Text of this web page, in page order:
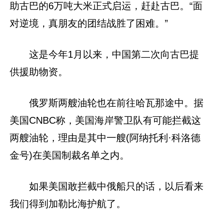
助古巴的6万吨大米正式启运，赶赴古巴。“面
对逆境，真朋友的团结战胜了困难。”
这是今年1月以来，中国第二次向古巴提
供援助物资。
俄罗斯两艘油轮也在前往哈瓦那途中。据
美国CNBC称，美国海岸警卫队有可能拦截这
两艘油轮，理由是其中一艘(阿纳托利·科洛德
金号)在美国制裁名单之内。
如果美国敢拦截中俄船只的话，以后看来
我们得到加勒比海护航了。